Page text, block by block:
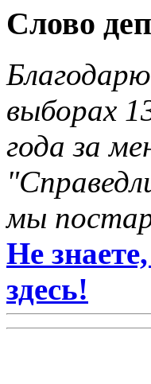
Слово
выборах
года за
мы
Не
здесь!